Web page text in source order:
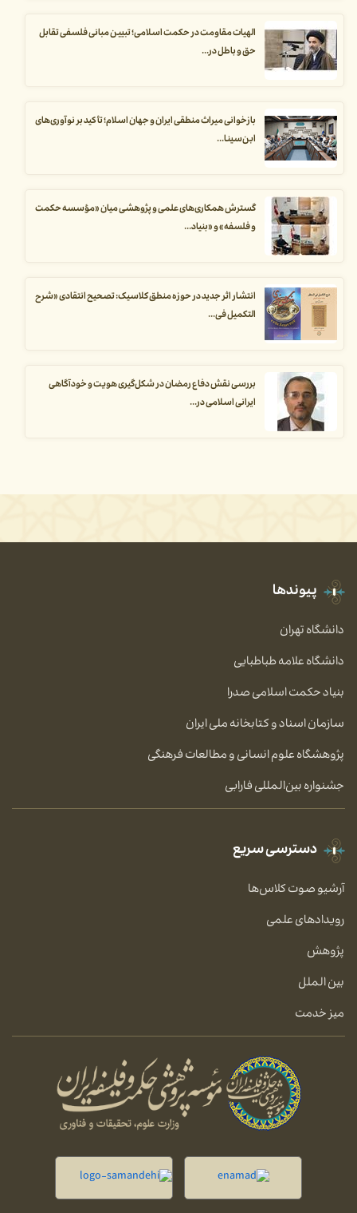
الهیات مقاومت در حکمت اسلامی؛ تبیین مبانی فلسفی تقابل
حق و باطل در...
بازخوانی میراث منطقی ایران و جهان اسلام؛ تأکید بر نوآوری‌های
ابن‌سینا...
گسترش همکاری‌های علمی و پژوهشی میان «مؤسسه حکمت
و فلسفه» و «بنیاد...
انتشار اثر جدید در حوزه منطق کلاسیک: تصحیح انتقادی «شرح
التکمیل فی...
بررسی نقش دفاع رمضان در شکل‌گیری هویت و خودآگاهی
ایرانی اسلامی در...
پیوندها
دانشگاه تهران
دانشگاه علامه طباطبایی
بنیاد حکمت اسلامی صدرا
سازمان اسناد و کتابخانه ملی ایران
پژوهشگاه علوم انسانی و مطالعات فرهنگی
جشنواره بین‌المللی فارابی
دسترسی سریع
آرشیو صوت کلاس‌ها
رویدادهای علمی
پژوهش
بین الملل
میز خدمت